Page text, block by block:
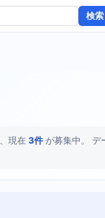
検索
現在 3件 が募集中。